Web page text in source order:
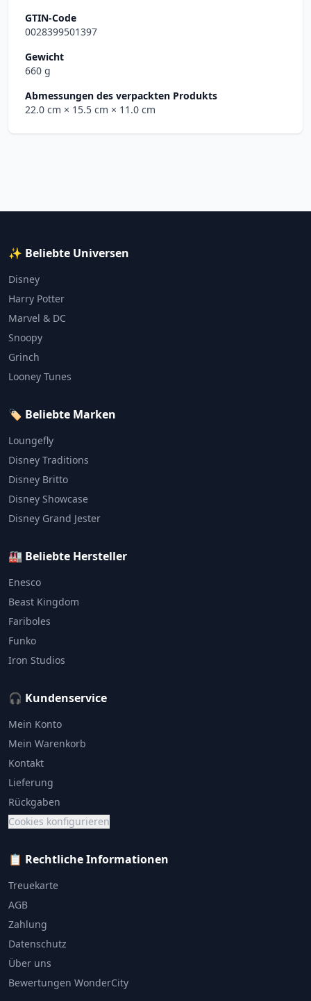
GTIN-Code
0028399501397
Gewicht
660 g
Abmessungen des verpackten Produkts
22.0 cm × 15.5 cm × 11.0 cm
✨ Beliebte Universen
Disney
Harry Potter
Marvel & DC
Snoopy
Grinch
Looney Tunes
🏷️ Beliebte Marken
Loungefly
Disney Traditions
Disney Britto
Disney Showcase
Disney Grand Jester
🏭 Beliebte Hersteller
Enesco
Beast Kingdom
Fariboles
Funko
Iron Studios
🎧 Kundenservice
Mein Konto
Mein Warenkorb
Kontakt
Lieferung
Rückgaben
Cookies konfigurieren
📋 Rechtliche Informationen
Treuekarte
AGB
Zahlung
Datenschutz
Über uns
Bewertungen WonderCity